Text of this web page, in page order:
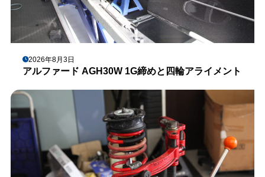
2026年8月3日
アルファード AGH30W 1G締めと四輪アライメント